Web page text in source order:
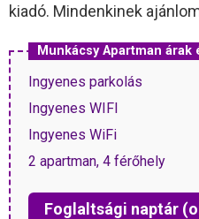
kiadó. Mindenkinek
Munkácsy Apartman
Ingyenes parkolás
Ingyenes WIFI
Ingyenes WiFi
2 apartman, 4 férőhely
Foglaltsági naptár